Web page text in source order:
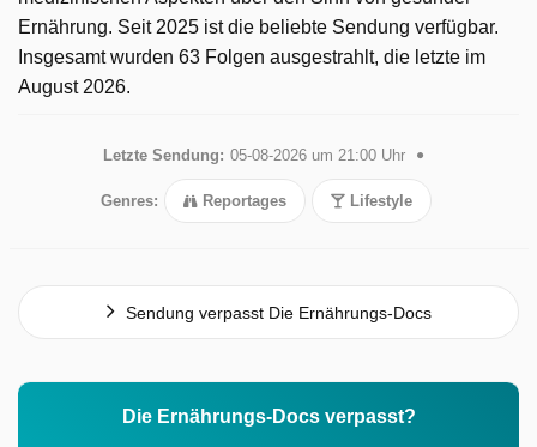
Ernährung. Seit 2025 ist die beliebte Sendung verfügbar.
Insgesamt wurden 63 Folgen ausgestrahlt, die letzte im
August 2026.
Letzte Sendung: 05-08-2026 um 21:00 Uhr
Genres: Reportages Lifestyle
Sendung verpasst Die Ernährungs-Docs
Die Ernährungs-Docs verpasst?